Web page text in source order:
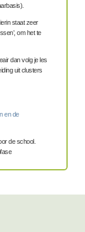
staat zeer
om het te
dan volg je les
uit clusters
en de
de school.